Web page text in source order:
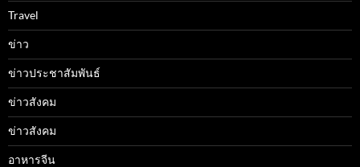
Travel
ข่าว
ข่าวประชาสัมพันธ์
ข่าวสังคม
ข่าวสังคม
อาหารจีน